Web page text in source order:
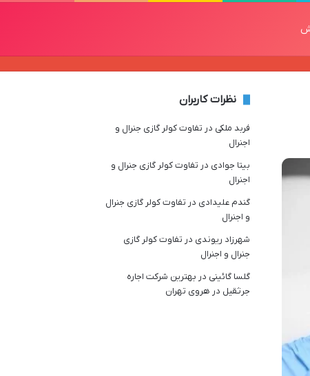
نظرات کاربران
فربد ملکی در تفاوت کولر گازی جنرال و
اجنرال
بیتا جوادی در تفاوت کولر گازی جنرال و
اجنرال
گندم علیدادی در تفاوت کولر گازی جنرال
و اجنرال
شهرزاد ریوندی در تفاوت کولر گازی
جنرال و اجنرال
گلسا گائینی در بهترین شرکت اجاره
جرثقیل در هروی تهران